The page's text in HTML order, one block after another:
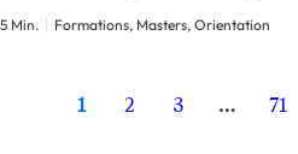
transformation des
les aborder. Quels sont…
5 Min. Formations, Masters, Orientation
1 2 3 … 71